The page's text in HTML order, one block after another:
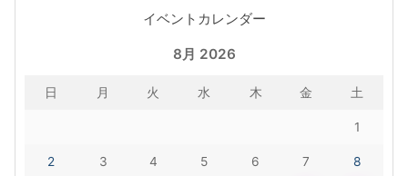
イベントカレンダー
8月 2026
日 月 火 水 木 金 土
1
2 3 4 5 6 7 8